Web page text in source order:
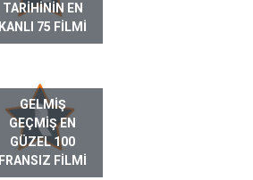
TARIHININ EN
KANLI 75 FILMI
GELMIŞ
GEÇMIŞ EN
GÜZEL 100
FRANSIZ FILMI